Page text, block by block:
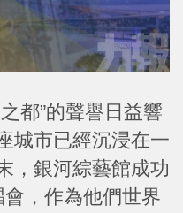
都”的聲譽日益響
城市已經沉浸在一
，銀河綜藝館成功
，作為他們世界